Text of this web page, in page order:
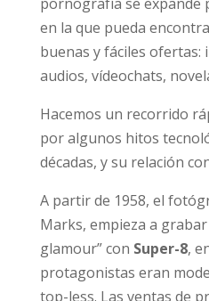
pornografía se expande
en la que pueda
de buenas y fáciles
Hacemos un recorrido
por algunos hitos
A partir de 1958, el
Harrison Marks,
caseras con glamour”
las protagonistas eran